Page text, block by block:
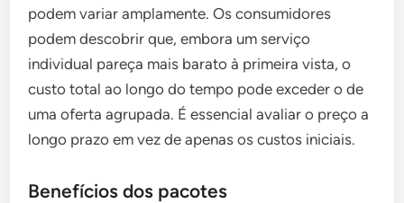
podem variar amplamente. Os consumidores
podem descobrir que, embora um serviço
individual pareça mais barato à primeira vista, o
custo total ao longo do tempo pode exceder o de
uma oferta agrupada. É essencial avaliar o preço a
longo prazo em vez de apenas os custos iniciais.
Benefícios dos pacotes